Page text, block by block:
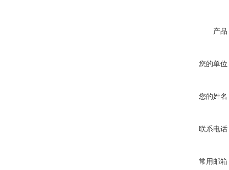
产品
您的单位
您的姓名
联系电话
常用邮箱